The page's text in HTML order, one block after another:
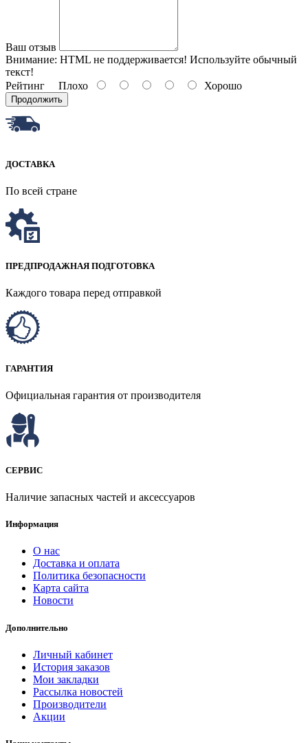
Ваш отзыв
Внимание: HTML не поддерживается! Используйте обычный
текст!
Рейтинг Плохо Хорошо
Продолжить
ДОСТАВКА
По всей стране
ПРЕДПРОДАЖНАЯ ПОДГОТОВКА
Каждого товара перед отправкой
ГАРАНТИЯ
Официальная гарантия от производителя
СЕРВИС
Наличие запасных частей и аксессуаров
Информация
О нас
Доставка и оплата
Политика безопасности
Карта сайта
Новости
Дополнительно
Личный кабинет
История заказов
Мои закладки
Рассылка новостей
Производители
Акции